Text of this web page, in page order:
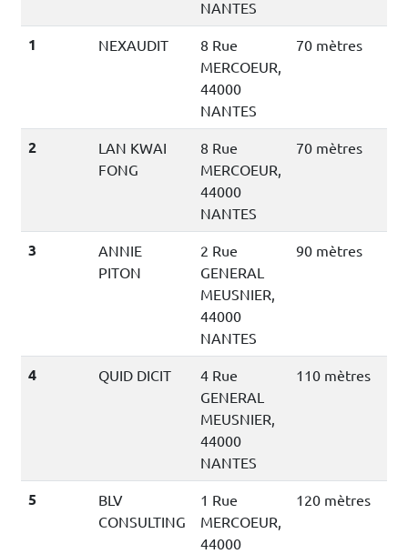
NANTES
1 NEXAUDIT
8 Rue
MERCOEUR,
44000
NANTES
70 mètres
2
LAN KWAI
FONG
8 Rue
MERCOEUR,
44000
NANTES
70 mètres
3
ANNIE
PITON
2 Rue
GENERAL
MEUSNIER,
44000
NANTES
90 mètres
4 QUID DICIT
4 Rue
GENERAL
MEUSNIER,
44000
NANTES
110 mètres
5
BLV
CONSULTING
1 Rue
MERCOEUR,
44000
120 mètres